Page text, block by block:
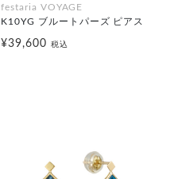
festaria VOYAGE
K10YG ブルートパーズ ピアス
¥39,600 税込